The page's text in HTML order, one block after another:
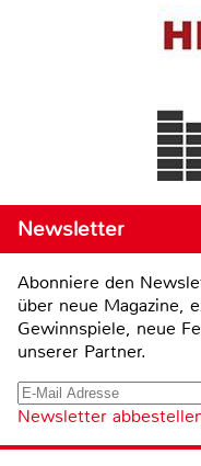
Newsletter
Abonniere den
über neue Magazine,
Gewinnspiele, neue
unserer Partner.
Newsletter